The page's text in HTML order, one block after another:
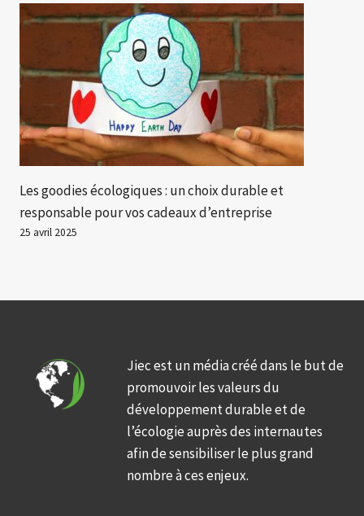
Les goodies écologiques : un choix durable et
responsable pour vos cadeaux d’entreprise
25 avril 2025
Jiec est un média créé dans le but de
promouvoir les valeurs du
développement durable et de
l’écologie auprès des internautes
afin de sensibiliser le plus grand
nombre à ces enjeux.